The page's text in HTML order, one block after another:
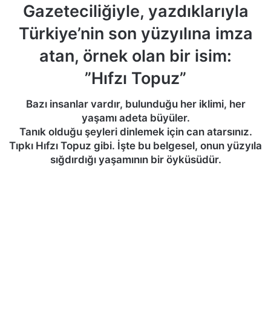
Gazeteciliğiyle, yazdıklarıyla
Türkiye’nin son yüzyılına imza
atan, örnek olan bir isim:
”Hıfzı Topuz”
Bazı insanlar vardır, bulunduğu her iklimi, her
yaşamı adeta büyüler.
Tanık olduğu şeyleri dinlemek için can atarsınız.
Tıpkı Hıfzı Topuz gibi. İşte bu belgesel, onun yüzyıla
sığdırdığı yaşamının bir öyküsüdür.